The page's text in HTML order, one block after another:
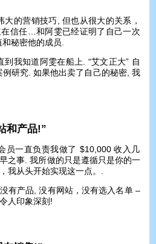
的营销技巧, 但也从很大的关系，
信任…和阿雯已经证明了自己一次
秘密他的成员.
我知道阿雯在船上. “艾文正大” 自
研究. 如果他出卖了自己的秘密, 我
和产品!”
员一直负责我做了 $10,000 收入几
之事. 我所做的只是遵循只是你的一
我从头开始实现这一点。.
有产品, 没有网站，没有选入名单 –
人印象深刻!